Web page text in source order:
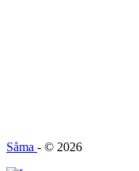
Såma - © 2026